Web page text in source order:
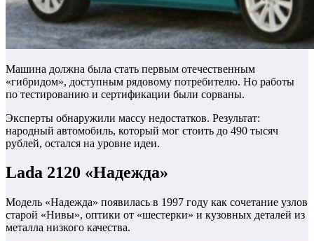
Машина должна была стать первым отечественным
«гибридом», доступным рядовому потребителю. Но работы
по тестированию и сертификации были сорваны.
Эксперты обнаружили массу недостатков. Результат:
народный автомобиль, который мог стоить до 490 тысяч
рублей, остался на уровне идеи.
Lada 2120 «Надежда»
Модель «Надежда» появилась в 1997 году как сочетание узлов
старой «Нивы», оптики от «шестерки» и кузовных деталей из
металла низкого качества.